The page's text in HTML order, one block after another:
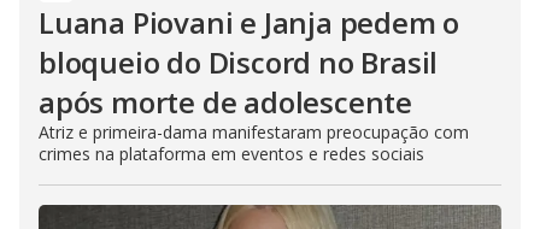
Luana Piovani e Janja pedem o
bloqueio do Discord no Brasil
após morte de adolescente
Atriz e primeira-dama manifestaram preocupação com
crimes na plataforma em eventos e redes sociais